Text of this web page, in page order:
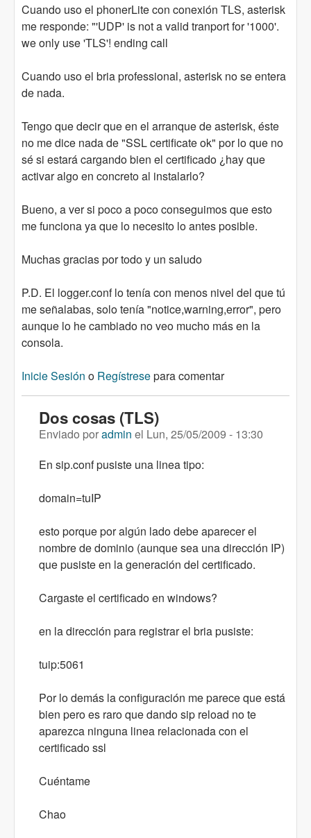
Cuando uso el phonerLite con conexión TLS, asterisk
me responde: "'UDP' is not a valid tranport for '1000'.
we only use 'TLS'! ending call
Cuando uso el bria professional, asterisk no se entera
de nada.
Tengo que decir que en el arranque de asterisk, éste
no me dice nada de "SSL certificate ok" por lo que no
sé si estará cargando bien el certificado ¿hay que
activar algo en concreto al instalarlo?
Bueno, a ver si poco a poco conseguimos que esto
me funciona ya que lo necesito lo antes posible.
Muchas gracias por todo y un saludo
P.D. El logger.conf lo tenía con menos nivel del que tú
me señalabas, solo tenía "notice,warning,error", pero
aunque lo he cambiado no veo mucho más en la
consola.
Inicie Sesión o Regístresepara comentar
Dos cosas (TLS)
Enviado poradmin el Lun, 25/05/2009 - 13:30
En sip.conf pusiste una linea tipo:
domain=tuIP
esto porque por algún lado debe aparecer el
nombre de dominio (aunque sea una dirección IP)
que pusiste en la generación del certificado.
Cargaste el certificado en windows?
en la dirección para registrar el bria pusiste:
tuip:5061
Por lo demás la configuración me parece que está
bien pero es raro que dando sip reload no te
aparezca ninguna linea relacionada con el
certificado ssl
Cuéntame
Chao